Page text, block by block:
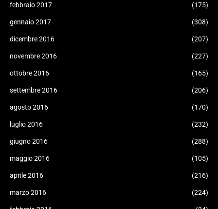
febbraio 2017 (175)
gennaio 2017 (308)
dicembre 2016 (207)
novembre 2016 (227)
ottobre 2016 (165)
settembre 2016 (206)
agosto 2016 (170)
luglio 2016 (232)
giugno 2016 (288)
maggio 2016 (105)
aprile 2016 (216)
marzo 2016 (224)